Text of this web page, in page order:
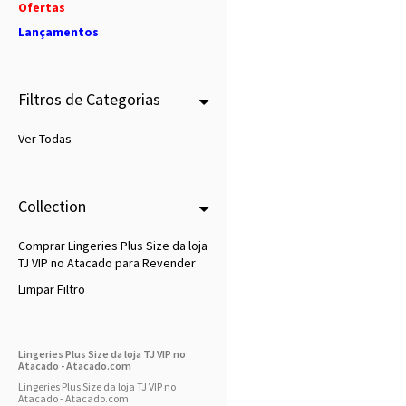
Ofertas
Lançamentos
Filtros de Categorias
Ver Todas
Collection
Comprar Lingeries Plus Size da loja
TJ VIP no Atacado para Revender
Limpar Filtro
Lingeries Plus Size da loja TJ VIP no
Atacado - Atacado.com
Lingeries Plus Size da loja TJ VIP no
Atacado - Atacado.com